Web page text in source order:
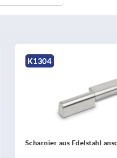
K1338
Scharniere aus